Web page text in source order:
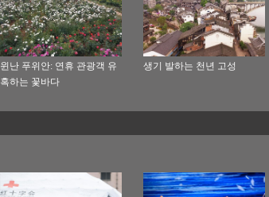
윈난 푸위안: 연휴 관광객 유
혹하는 꽃바다
생기 발하는 천년 고성